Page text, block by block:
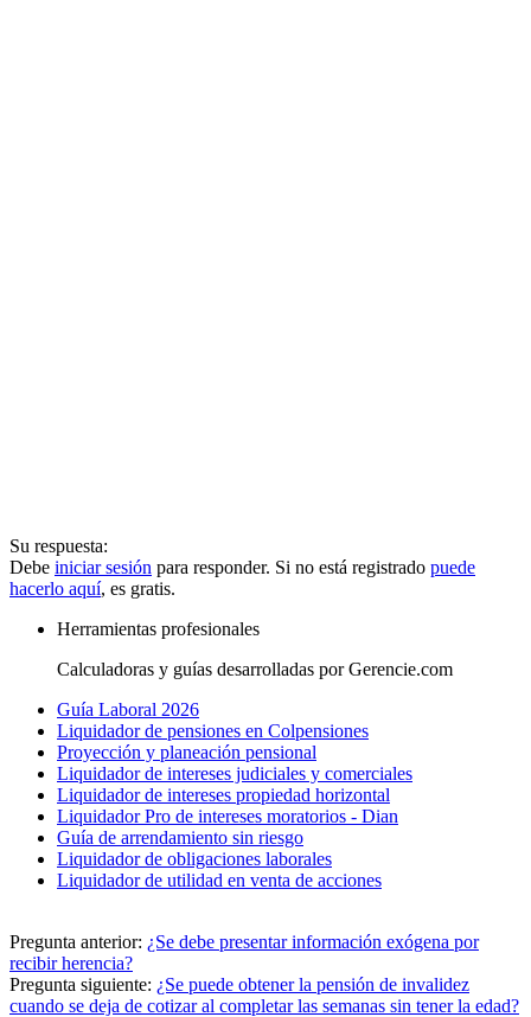
Su respuesta:
Debe iniciar sesión para responder. Si no está registrado puede
hacerlo aquí, es gratis.
Herramientas profesionales
Calculadoras y guías desarrolladas por Gerencie.com
Guía Laboral 2026
Liquidador de pensiones en Colpensiones
Proyección y planeación pensional
Liquidador de intereses judiciales y comerciales
Liquidador de intereses propiedad horizontal
Liquidador Pro de intereses moratorios - Dian
Guía de arrendamiento sin riesgo
Liquidador de obligaciones laborales
Liquidador de utilidad en venta de acciones
Pregunta anterior: ¿Se debe presentar información exógena por
recibir herencia?
Pregunta siguiente: ¿Se puede obtener la pensión de invalidez
cuando se deja de cotizar al completar las semanas sin tener la edad?